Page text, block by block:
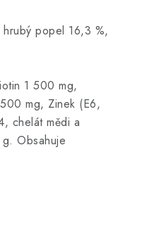
popel 16,3 %,
1 500 mg,
mg, Zinek (E6,
chelát mědi a
Obsahuje